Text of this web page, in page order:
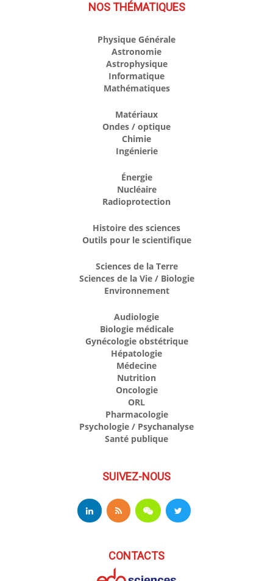
NOS THÉMATIQUES
Physique Générale
Astronomie
Astrophysique
Informatique
Mathématiques
Matériaux
Ondes / optique
Chimie
Ingénierie
Énergie
Nucléaire
Radioprotection
Histoire des sciences
Outils pour le scientifique
Sciences de la Terre
Sciences de la Vie / Biologie
Environnement
Audiologie
Biologie médicale
Gynécologie obstétrique
Hépatologie
Médecine
Nutrition
Oncologie
ORL
Pharmacologie
Psychologie / Psychanalyse
Santé publique
SUIVEZ-NOUS
CONTACTS